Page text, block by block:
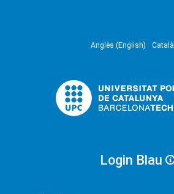
Anglès (English) Català
Login Blau